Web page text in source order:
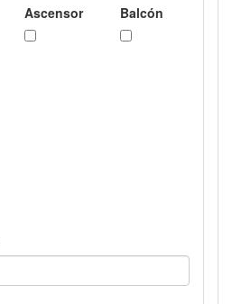
Ascensor Balcón